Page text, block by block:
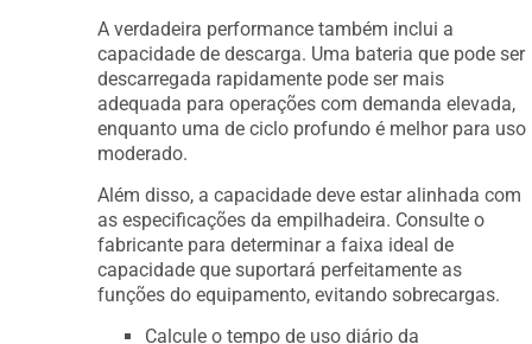
A verdadeira performance também inclui a
capacidade de descarga. Uma bateria que pode ser
descarregada rapidamente pode ser mais
adequada para operações com demanda elevada,
enquanto uma de ciclo profundo é melhor para uso
moderado.
Além disso, a capacidade deve estar alinhada com
as especificações da empilhadeira. Consulte o
fabricante para determinar a faixa ideal de
capacidade que suportará perfeitamente as
funções do equipamento, evitando sobrecargas.
Calcule o tempo de uso diário da